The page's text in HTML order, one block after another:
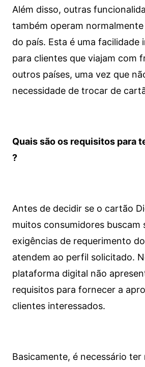
Além disso, outras
também operam
do país. Esta é uma facilidade
para clientes que viajam com
outros países, uma vez que
necessidade de trocar de
Quais são os requisitos para
?
Antes de decidir se o cartão
muitos consumidores buscam
exigências de requerimento
atendem ao perfil solicitado.
plataforma digital não
requisitos para fornecer a
clientes interessados.
Basicamente, é necessário ter